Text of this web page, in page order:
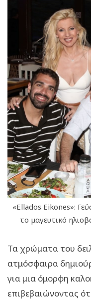
«Ellados Eikones»:
το μαγευτικό
Τα χρώματα του
ατμόσφαιρα
για μια όμορφη
επιβεβαιώνοντας